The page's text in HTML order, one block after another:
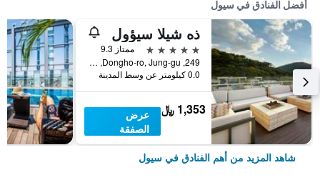
أفضل الفنادق في سيول
ذه شيلا سيؤول
5 نجوم
ممتاز 9.3
249, Dongho-ro, Jung-gu, سيول, كوريا الجنوبية
0.0 كيلومتر عن وسط المدينة
1,353 ﷼
عرض
الصفقة
شاهد المزيد من أهم الفنادق في سيول